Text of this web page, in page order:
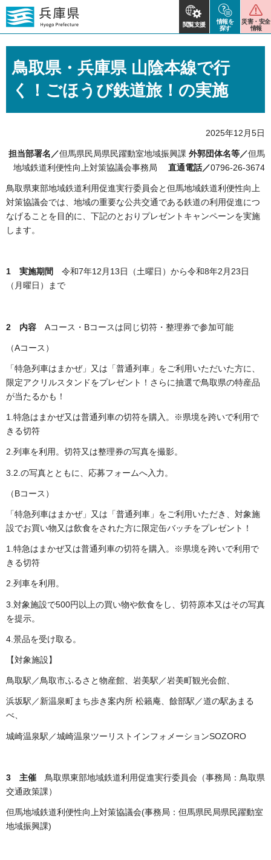
閲覧支援
情報を
探す
災害・安全
情報
鳥取県・兵庫県 山陰本線で行
く！ごほうび鉄道旅！の実施
2025年12月5日
担当部署名／但馬県民局県民躍動室地域振興課 外郭団体名等／但馬
地域鉄道利便性向上対策協議会事務局 直通電話／0796-26-3674
鳥取県東部地域鉄道利用促進実行委員会と但馬地域鉄道利便性向上
対策協議会では、地域の重要な公共交通である鉄道の利用促進につ
なげることを目的に、下記のとおりプレゼントキャンペーンを実施
します。
1 実施期間
令和7年12月13日（土曜日）から令和8年2月23日
（月曜日）まで
2 内容 Aコース・Bコースは同じ切符・整理券で参加可能
（Aコース）
「特急列車はまかぜ」又は「普通列車」をご利用いただいた方に、
限定アクリルスタンドをプレゼント！さらに抽選で鳥取県の特産品
が当たるかも！
1.特急はまかぜ又は普通列車の切符を購入。※県境を跨いで利用で
きる切符
2.列車を利用。切符又は整理券の写真を撮影。
3.2.の写真とともに、応募フォームへ入力。
（Bコース）
「特急列車はまかぜ」又は「普通列車」をご利用いただき、対象施
設でお買い物又は飲食をされた方に限定缶バッチをプレゼント！
1.特急はまかぜ又は普通列車の切符を購入。※県境を跨いで利用で
きる切符
2.列車を利用。
3.対象施設で500円以上の買い物や飲食をし、切符原本又はその写真
を提示。
4.景品を受け取る。
【対象施設】
鳥取駅／鳥取市ふるさと物産館、岩美駅／岩美町観光会館、
浜坂駅／新温泉町まち歩き案内所 松籟庵、餘部駅／道の駅あまる
べ、
城崎温泉駅／城崎温泉ツーリストインフォメーションSOZORO
3 主催 鳥取県東部地域鉄道利用促進実行委員会（事務局：鳥取県
交通政策課）
但馬地域鉄道利便性向上対策協議会(事務局：但馬県民局県民躍動室
地域振興課)